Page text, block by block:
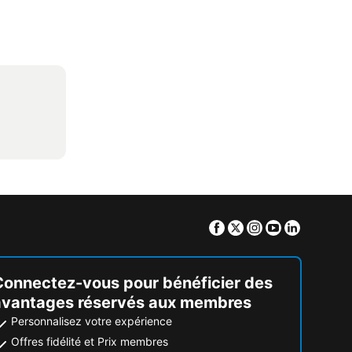
Facebook
TwitterInstagram
Youtube
vous pour bénéficier des
réservés aux membres
Personnalisez votre expérience
Offres fidélité et Prix membres